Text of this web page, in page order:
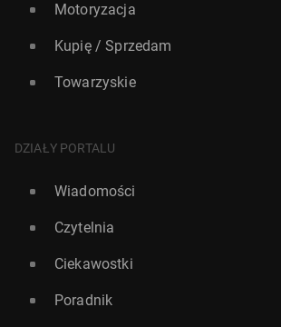
Motoryzacja
Kupię / Sprzedam
Towarzyskie
DZIAŁY PORTALU
Wiadomości
Czytelnia
Ciekawostki
Poradnik